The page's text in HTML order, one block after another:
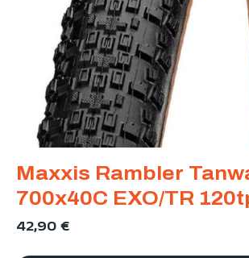
Maxxis Rambler
700x40C EXO/TR
42,90€